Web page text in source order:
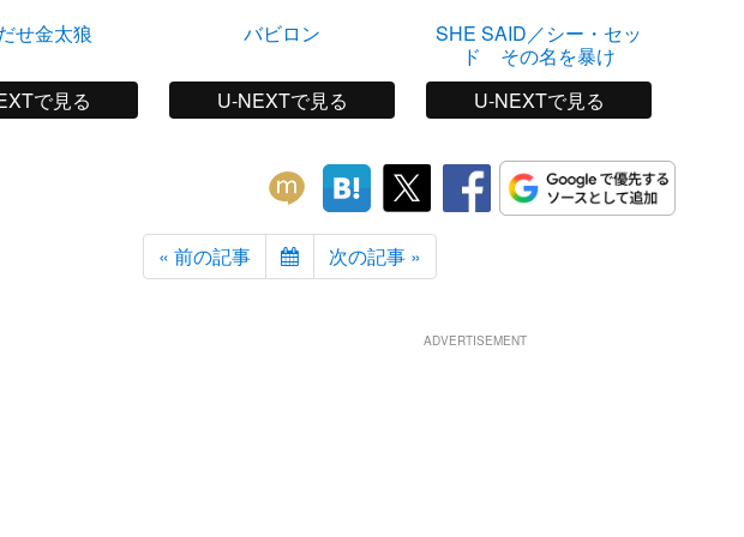
せ金太狼
で見る
バビロン
U-NEXTで見る
SHE SAID／シー・セッ
ド その名を暴け
U-NEXTで見る
« 前の記事 次の記事 »
ADVERTISEMENT